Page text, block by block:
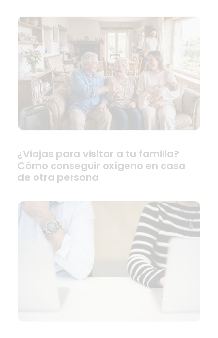
¿Viajas para visitar a tu familia?
Cómo conseguir oxígeno en casa
de otra persona